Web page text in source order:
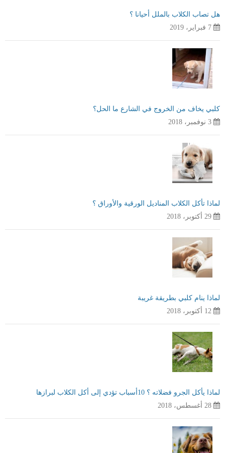
هل تصاب الكلاب بالملل أحيانا ؟
7 فبراير، 2019
كلبي يخاف من الخروج في الشارع ما الحل؟
3 نوفمبر، 2018
لماذا تأكل الكلاب المناديل الورقية والأوراق ؟
29 أكتوبر، 2018
لماذا ينام كلبي بطريقة غريبة
12 أكتوبر، 2018
لماذا يأكل الجرو فضلاته ؟ 10أسباب تؤدي إلى أكل الكلاب لبرازها
28 أغسطس، 2018